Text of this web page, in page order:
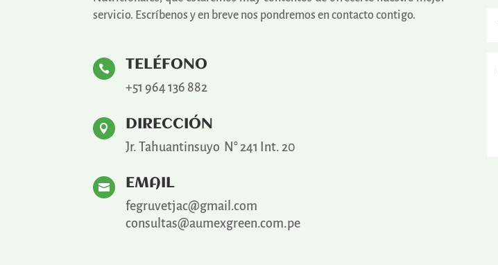
servicio. Escríbenos y en breve nos pondremos en contacto contigo.
 TELÉFONO
+51 964 136 882
 DIRECCIÓN
Jr. Tahuantinsuyo N° 241 Int. 20
 EMAIL
fegruvetjac@gmail.com
consultas@aumexgreen.com.pe